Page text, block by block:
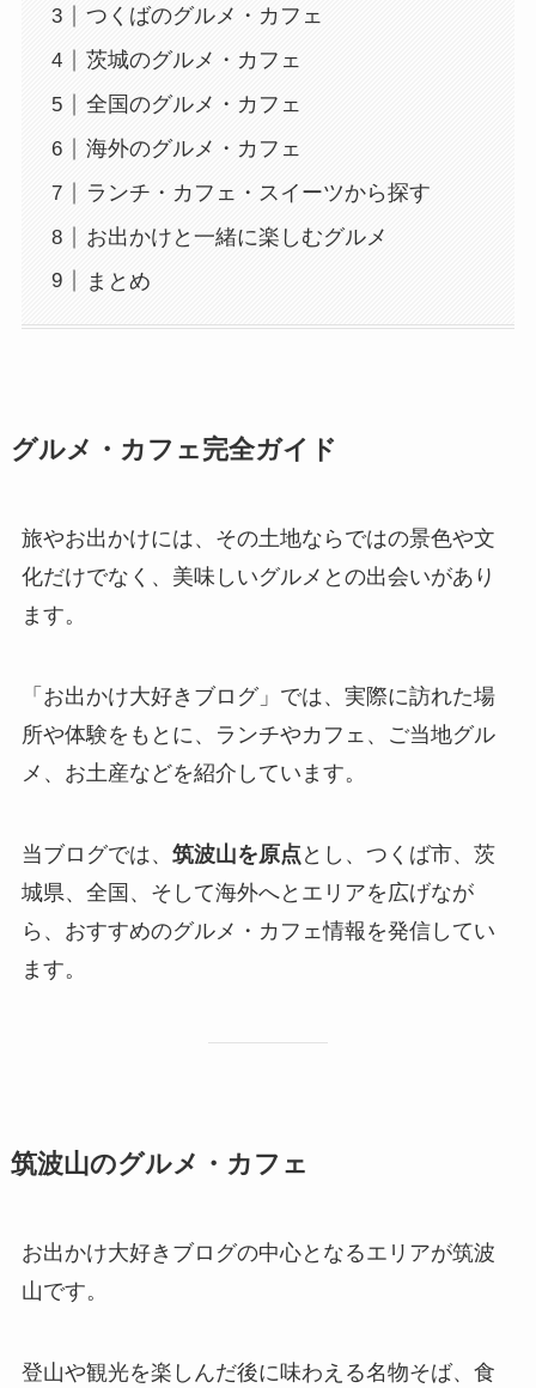
つくばのグルメ・カフェ
茨城のグルメ・カフェ
全国のグルメ・カフェ
海外のグルメ・カフェ
ランチ・カフェ・スイーツから探す
お出かけと一緒に楽しむグルメ
まとめ
グルメ・カフェ完全ガイド
旅やお出かけには、その土地ならではの景色や文
化だけでなく、美味しいグルメとの出会いがあり
ます。
「お出かけ大好きブログ」では、実際に訪れた場
所や体験をもとに、ランチやカフェ、ご当地グル
メ、お土産などを紹介しています。
当ブログでは、 筑波山を原点 とし、つくば市、茨
城県、全国、そして海外へとエリアを広げなが
ら、おすすめのグルメ・カフェ情報を発信してい
ます。
筑波山のグルメ・カフェ
お出かけ大好きブログの中心となるエリアが筑波
山です。
登山や観光を楽しんだ後に味わえる名物そば、食